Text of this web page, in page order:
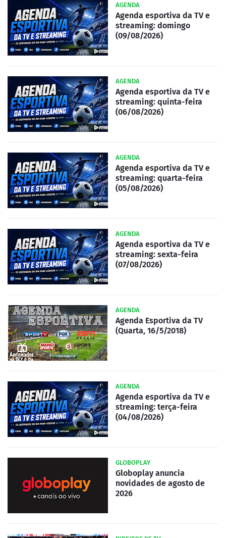
AGENDA
Agenda esportiva da TV e
streaming: domingo
(09/08/2026)
AGENDA
Agenda esportiva da TV e
streaming: quinta-feira
(06/08/2026)
AGENDA
Agenda esportiva da TV e
streaming: quarta-feira
(05/08/2026)
AGENDA
Agenda esportiva da TV e
streaming: sexta-feira
(07/08/2026)
AGENDA
Agenda Esportiva da TV
(Quarta, 16/5/2018)
AGENDA
Agenda esportiva da TV e
streaming: terça-feira
(04/08/2026)
GLOBOPLAY
Globoplay anuncia
novidades de agosto de
2026